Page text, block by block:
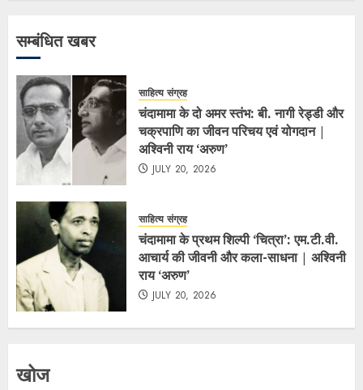
सम्बंधित खबर
साहित्य संग्रह
चंदामामा के दो अमर स्तंभ: बी. नागी रेड्डी और
चक्रपाणि का जीवन परिचय एवं योगदान |
अश्विनी राय ‘अरुण’
JULY 20, 2026
साहित्य संग्रह
चंदामामा के प्रथम शिल्पी ‘चित्रा’: एम.टी.वी.
आचार्य की जीवनी और कला-साधना | अश्विनी
राय ‘अरुण’
JULY 20, 2026
खोज